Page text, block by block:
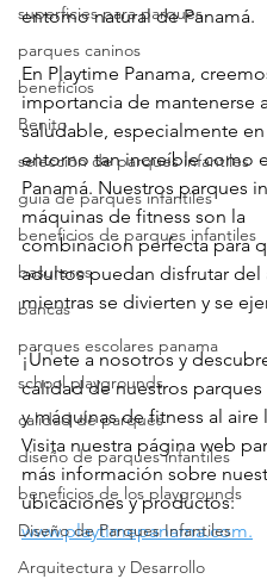
superficies para parques
parques caninos
beneficios
Benito
selección de parques infantiles
guia de parques infantiles
beneficios de parques infantiles
basureros
bancas
parques escolares panama
school playgrounds
calidad de parques
diseño de parques infantiles
beneficios de los playgrounds
Diseño de Parques Infantiles
Arquitectura y Desarrollo
entorno natural de Panamá.
En Playtime Panama,
importancia de mantenerse
saludable, especialmente
entorno tan increíble como
Panamá. Nuestros parques
máquinas de fitness son la
combinación perfecta para
adultos puedan disfrutar del
mientras se divierten y se
¡Únete a nosotros y
calidad de nuestros parques
y máquinas de fitness al aire
Visita nuestra página web
más información sobre
ubicaciones y productos:
www.playtimepanama.com.